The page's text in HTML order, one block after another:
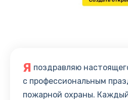
Я поздравляю
с профессиональным
пожарной охраны.